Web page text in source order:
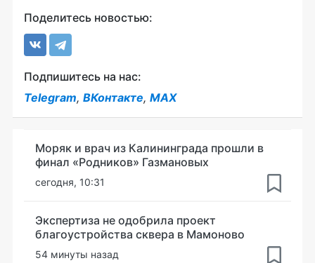
Поделитесь новостью:
Подпишитесь на нас:
Telegram, ВКонтакте, MAX
Моряк и врач из Калининграда прошли в
финал «Родников» Газмановых
сегодня, 10:31
Экспертиза не одобрила проект
благоустройства сквера в Мамоново
54 минуты назад